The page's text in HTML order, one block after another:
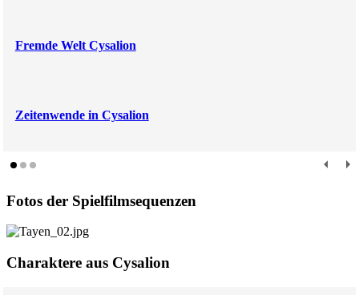
Fremde Welt Cysalion
Zeitenwende in Cysalion
Fotos der Spielfilmsequenzen
Charaktere aus Cysalion